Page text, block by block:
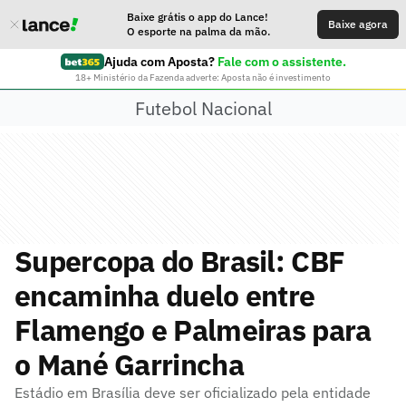
Baixe grátis o app do Lance!
O esporte na palma da mão.
Baixe agora
Ajuda com Aposta? Fale com o assistente.
18+ Ministério da Fazenda adverte: Aposta não é investimento
Futebol Nacional
Supercopa do Brasil: CBF
encaminha duelo entre
Flamengo e Palmeiras para
o Mané Garrincha
Estádio em Brasília deve ser oficializado pela entidade